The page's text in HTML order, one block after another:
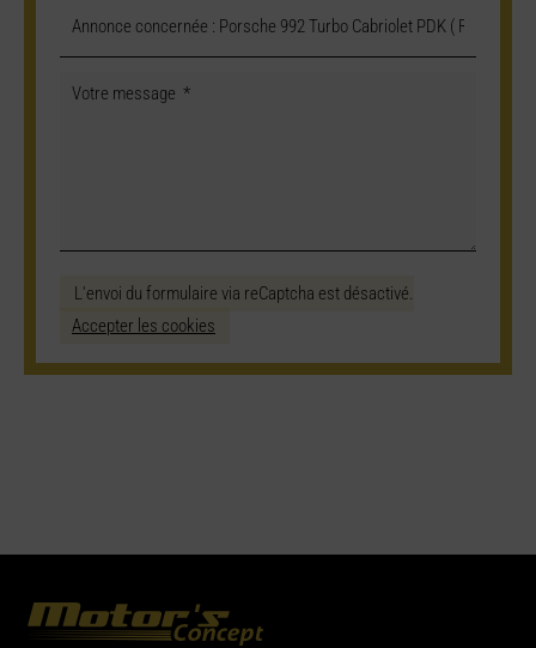
L'envoi du formulaire via reCaptcha est désactivé.
Accepter les cookies